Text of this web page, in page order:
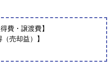
費・譲渡費】
益）】